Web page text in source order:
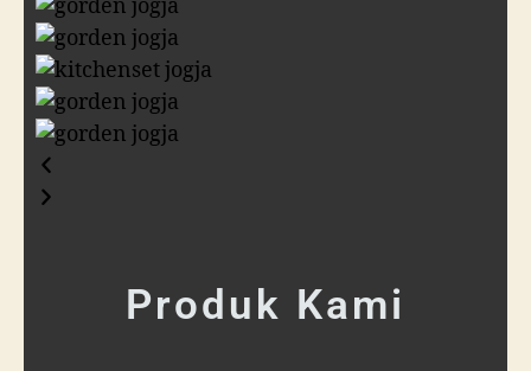
Produk Kami